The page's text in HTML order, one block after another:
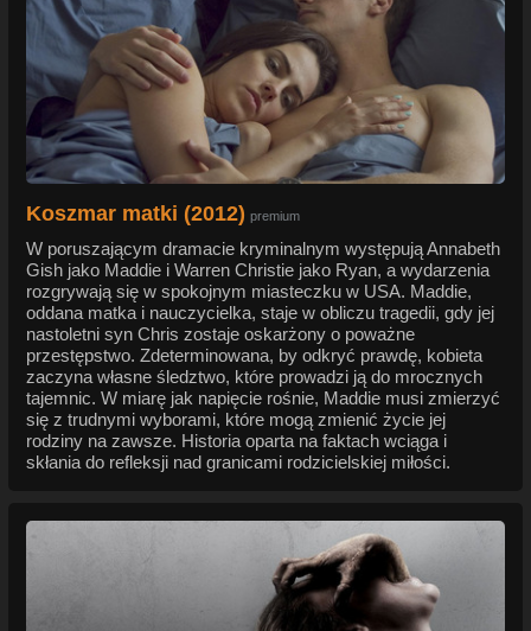
Koszmar matki (2012) premium
W poruszającym dramacie kryminalnym występują Annabeth
Gish jako Maddie i Warren Christie jako Ryan, a wydarzenia
rozgrywają się w spokojnym miasteczku w USA. Maddie,
oddana matka i nauczycielka, staje w obliczu tragedii, gdy jej
nastoletni syn Chris zostaje oskarżony o poważne
przestępstwo. Zdeterminowana, by odkryć prawdę, kobieta
zaczyna własne śledztwo, które prowadzi ją do mrocznych
tajemnic. W miarę jak napięcie rośnie, Maddie musi zmierzyć
się z trudnymi wyborami, które mogą zmienić życie jej
rodziny na zawsze. Historia oparta na faktach wciąga i
skłania do refleksji nad granicami rodzicielskiej miłości.